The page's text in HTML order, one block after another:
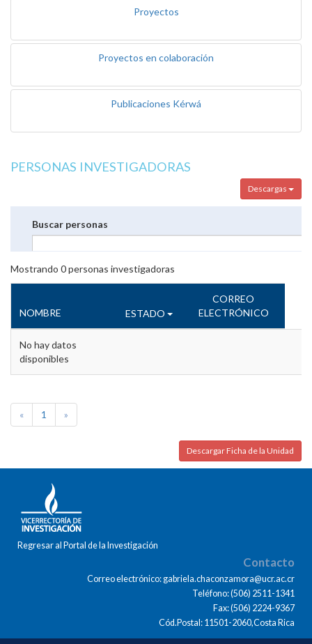
Proyectos
Proyectos en colaboración
Publicaciones Kérwá
PERSONAS INVESTIGADORAS
Descargas
Buscar personas
Mostrando 0personas investigadoras
NOMBRE ESTADO
CORREO
ELECTRÓNICO
No hay datos
disponibles
« 1 »
Descargar Ficha de la Unidad
Regresar al Portal de la Investigación
Contacto
Correo electrónico: gabriela.chaconzamora@ucr.ac.cr
Teléfono: (506) 2511-1341
Fax: (506) 2224-9367
Cód.Postal: 11501-2060,Costa Rica